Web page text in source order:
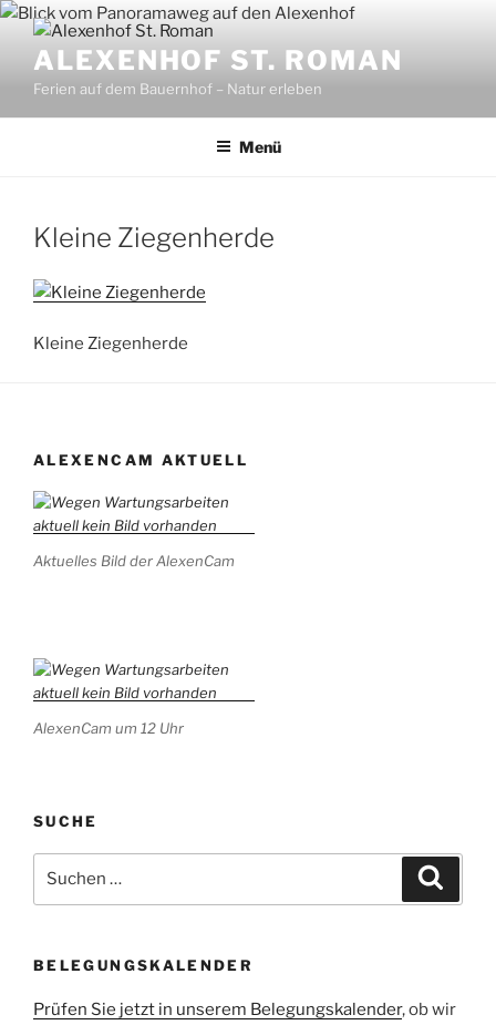
Zum
Inhalt
springenALEXENHOF ST. ROMAN
Ferien auf dem Bauernhof – Natur erleben
Menü
Kleine Ziegenherde
Kleine Ziegenherde
ALEXENCAM AKTUELL
Aktuelles Bild der AlexenCam
AlexenCam um 12 Uhr
SUCHE
nach:
BELEGUNGSKALENDER
Prüfen Sie jetzt in unserem Belegungskalender, ob wir